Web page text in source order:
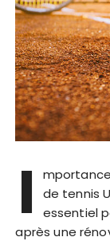
I
de tennis
essentiel
après une